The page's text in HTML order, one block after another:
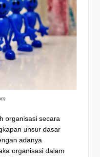
organisasi secara
unsur dasar
adanya
organisasi dalam